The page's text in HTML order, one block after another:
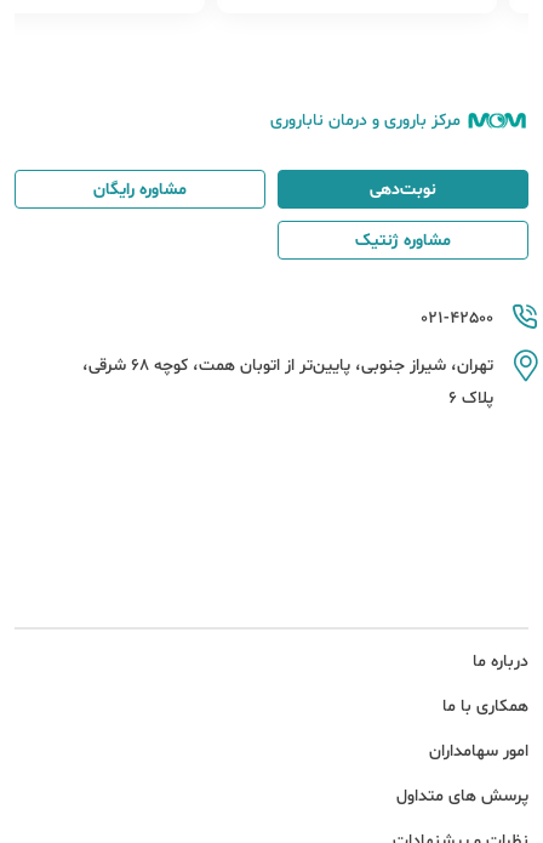
مرکز باروری و درمان ناباروری
درباره ما
همکاری با ما
امور سهامداران
پرسش های متداول
021-42500
تهران، شیراز جنوبی، پایین‌تر از اتوبان همت، کوچه 68 شرقی،
پلاک 6
نوبت‌دهی مشاوره رایگان
مشاوره ژنتیک